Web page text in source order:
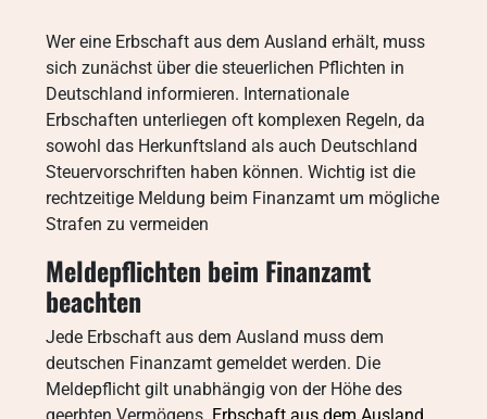
Wer eine Erbschaft aus dem Ausland erhält, muss
sich zunächst über die steuerlichen Pflichten in
Deutschland informieren. Internationale
Erbschaften unterliegen oft komplexen Regeln, da
sowohl das Herkunftsland als auch Deutschland
Steuervorschriften haben können. Wichtig ist die
rechtzeitige Meldung beim Finanzamt um mögliche
Strafen zu vermeiden
Meldepflichten beim Finanzamt
beachten
Jede Erbschaft aus dem Ausland muss dem
deutschen Finanzamt gemeldet werden. Die
Meldepflicht gilt unabhängig von der Höhe des